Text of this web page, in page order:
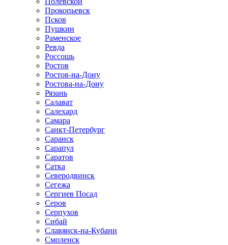
Прокопьевск
Псков
Пушкин
Раменское
Ревда
Россошь
Ростов
Ростов-на-Дону
Ростова-на-Дону
Рязань
Салават
Салехард
Самара
Санкт-Петербург
Саранск
Сарапул
Саратов
Сатка
Северодвинск
Сегежа
Сергиев Посад
Серов
Серпухов
Сибай
Славянск-на-Кубани
Смоленск